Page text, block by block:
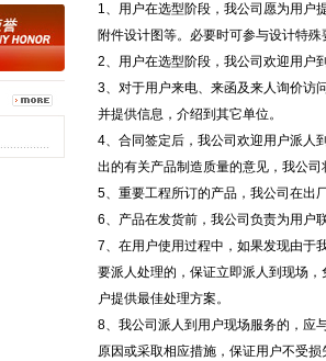
1、用户在选型阶段，我公司愿为用户
附件设计图等。必要时可参与设计特
2、用户在选型阶段，我公司欢迎用户
3、对于用户来电、来函及来人询价访
并提供信息，介绍到其它单位。
4、合同签定后，我公司欢迎用户派人
出的有关产品制造质量的意见，我公
5、重要工程所订的产品，我公司在出
6、产品在发货前，我公司负责为用户
7、在用户使用过程中，如果发现由于
要派人处理的，保证立即派人到现场
户提供最佳处理方案。
8、我公司派人到用户现场服务的，应
原因或采取相应措施，保证用户不受